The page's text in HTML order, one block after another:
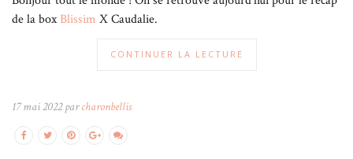
de la boxBlissim X Caudalie.
CONTINUER LA LECTURE
17 mai 2022 parcharonbellis